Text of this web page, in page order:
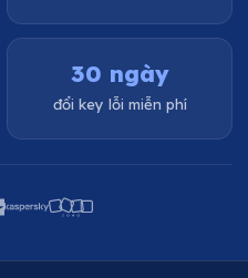
30 ngày
đổi key lỗi miễn phí